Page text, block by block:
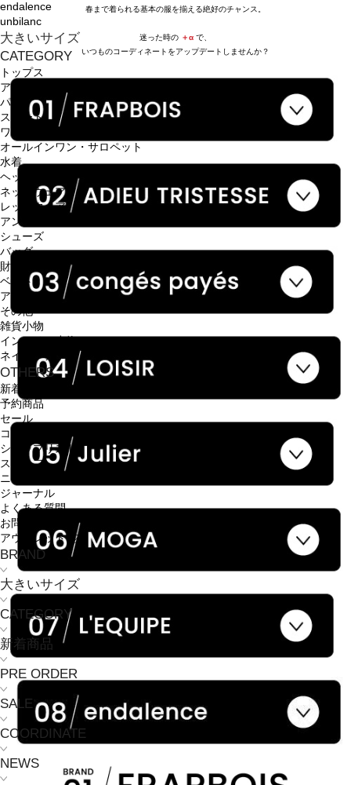
endalence
unbilanc
大きいサイズ
CATEGORY
トップス
アウター
パンツ
スカート
ワンピース
オールインワン・サロペット
水着
ヘッドウェア
ネックウェア
レッグウェア
アンダーウェア
シューズ
バッグ
財布
ベルト
アクセサリ
その他
雑貨小物
インテリア小物
ネイルケア
OTHERS
新着商品
予約商品
セール
コーディネート
ショップリスト
スタッフ
ニュース
ジャーナル
よくある質問
お問い合わせ
アウトレット
BRAND
大きいサイズ
CATEGORY
新着商品
PRE ORDER
SALE
COORDINATE
NEWS
春まで着られる基本の服を揃える絶好のチャンス。
迷った時の ＋α で、
いつものコーディネートをアップデートしませんか？